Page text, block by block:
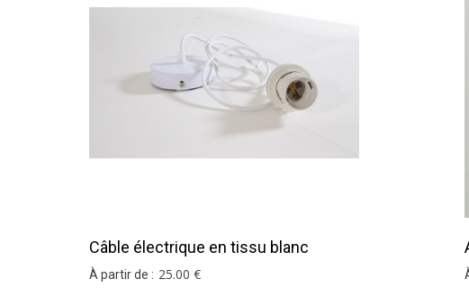
Si vous ne trouvez pas votre
Câble électrique en tissu blanc
À partir de : 25.00 €